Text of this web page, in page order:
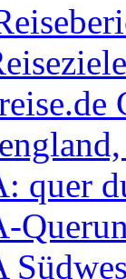
quer